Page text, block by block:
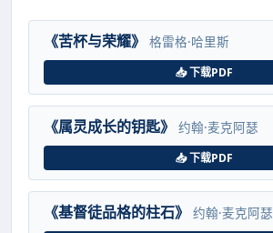
《苦杯与荣耀》 格雷格·哈里斯
📥 下载PDF
《属灵成长的钥匙》 约翰·麦克阿瑟
📥 下载PDF
《基督徒品格的柱石》 约翰·麦克阿瑟